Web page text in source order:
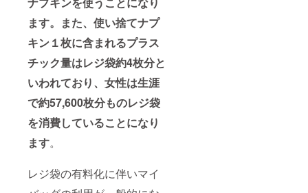
ます。また、使い捨てナプ
キン１枚に含まれるプラス
チック量はレジ袋約4枚分と
いわれており、女性は生涯
で約57,600枚分ものレジ袋
を消費していることになり
ます。
レジ袋の有料化に伴いマイ